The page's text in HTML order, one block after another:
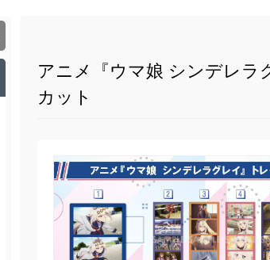
アニメ『ウマ娘 シンデレラ
カット